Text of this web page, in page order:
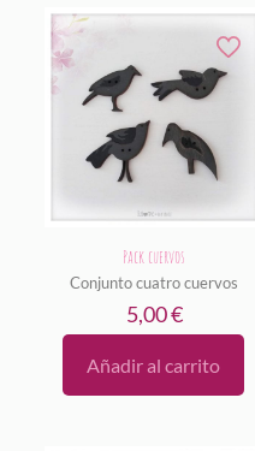
Pack cuervos
Conjunto cuatro cuervos
5,00€
Añadir al carrito